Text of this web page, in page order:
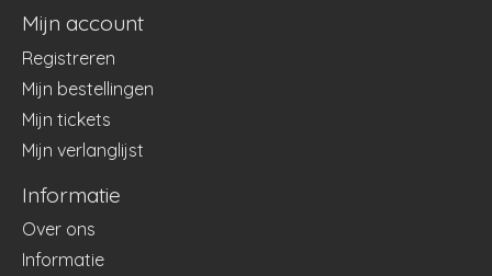
Mijn account
Registreren
Mijn bestellingen
Mijn tickets
Mijn verlanglijst
Informatie
Over ons
Informatie